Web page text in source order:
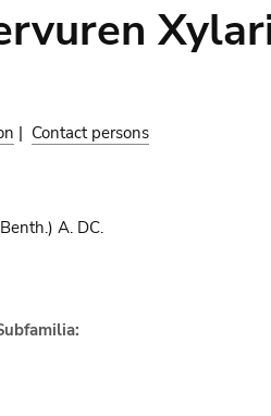
| Contact persons
A. DC.